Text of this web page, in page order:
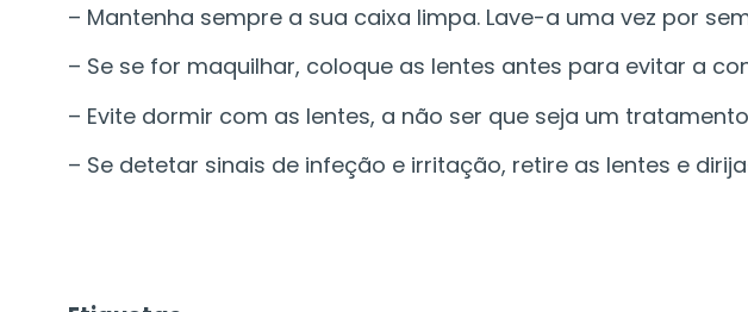
– Mantenha sempre a sua caixa limpa. Lave-a uma vez por
– Se se for maquilhar, coloque as lentes antes para evitar a
– Evite dormir com as lentes, a não ser que seja um
– Se detetar sinais de infeção e irritação, retire as lentes e